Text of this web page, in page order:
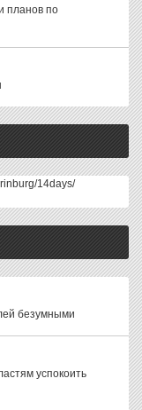
планов по
14days/
безумными
успокоить